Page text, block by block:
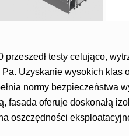
przeszedł testy celująco,
Pa. Uzyskanie wysokich klas
normy bezpieczeństwa
fasada oferuje doskonałą
oszczędności